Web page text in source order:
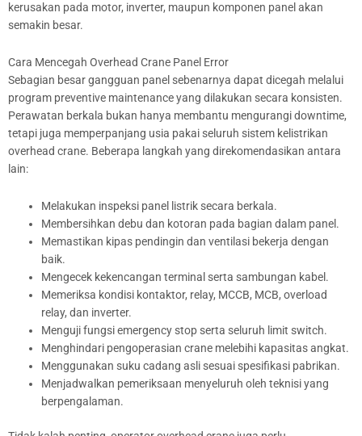
kerusakan pada motor, inverter, maupun komponen panel akan
semakin besar.
Cara Mencegah Overhead Crane Panel Error
Sebagian besar gangguan panel sebenarnya dapat dicegah melalui
program preventive maintenance yang dilakukan secara konsisten.
Perawatan berkala bukan hanya membantu mengurangi downtime,
tetapi juga memperpanjang usia pakai seluruh sistem kelistrikan
overhead crane. Beberapa langkah yang direkomendasikan antara
lain:
Melakukan inspeksi panel listrik secara berkala.
Membersihkan debu dan kotoran pada bagian dalam panel.
Memastikan kipas pendingin dan ventilasi bekerja dengan
baik.
Mengecek kekencangan terminal serta sambungan kabel.
Memeriksa kondisi kontaktor, relay, MCCB, MCB, overload
relay, dan inverter.
Menguji fungsi emergency stop serta seluruh limit switch.
Menghindari pengoperasian crane melebihi kapasitas angkat.
Menggunakan suku cadang asli sesuai spesifikasi pabrikan.
Menjadwalkan pemeriksaan menyeluruh oleh teknisi yang
berpengalaman.